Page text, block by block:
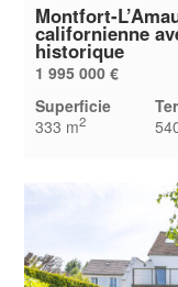
Montfort-
californienne
historique
1 995 000 €
Superficie
333 m2